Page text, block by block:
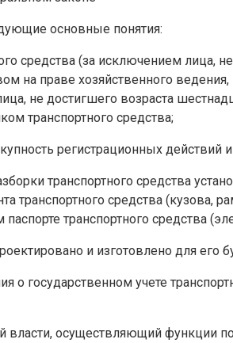
основные понятия:
средства (за исключением лица,
праве хозяйственного
не достигшего возраста
транспортного средства;
регистрационных
транспортного средства
транспортного средства
транспортного средства
и изготовлено для его
государственном учете
осуществляющий функции